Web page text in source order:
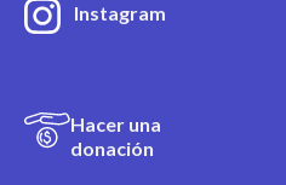
Instagram
Hacer una
donación